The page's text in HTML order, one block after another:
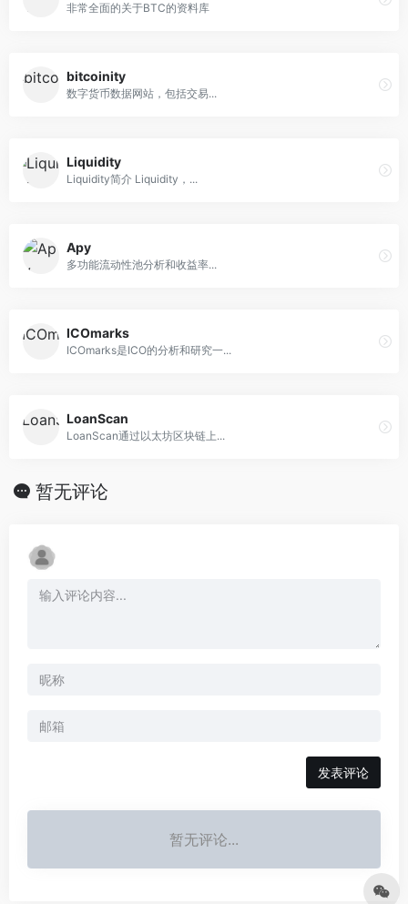
非常全面的关于BTC的资料库
bitcoinity
数字货币数据网站，包括交易...
Liquidity
Liquidity简介 Liquidity，...
Apy
多功能流动性池分析和收益率...
ICOmarks
ICOmarks是ICO的分析和研究一...
LoanScan
LoanScan通过以太坊区块链上...
暂无评论
发表评论
暂无评论...